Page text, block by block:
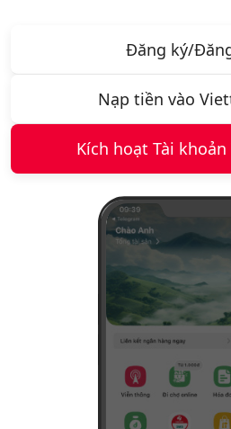
Đăng ký/
Nạp tiền vào
Kích hoạt Tài